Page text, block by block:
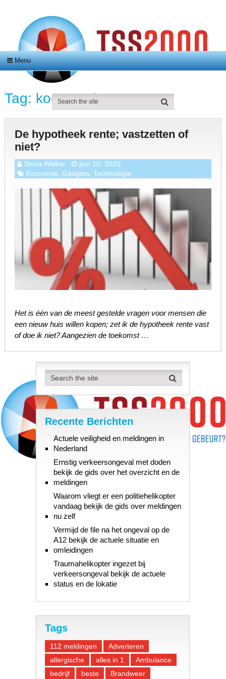
Menu
Tag: koopwoning
De hypotheek rente; vastzetten of
niet?
Sonia Walker
juni 10, 2020
Economie, Gadgets, Technologie
Het is één van de meest gestelde vragen voor mensen die
een nieuw huis willen kopen; zet ik de hypotheek rente vast
of doe ik niet? Aangezien de toekomst …
Recente Berichten
Actuele veiligheid en meldingen in
Nederland
Ernstig verkeersongeval met doden
bekijk de gids over het overzicht en de
meldingen
Waarom vliegt er een politiehelikopter
vandaag bekijk de gids over meldingen
nu zelf
Vermijd de file na het ongeval op de
A12 bekijk de actuele situatie en
omleidingen
Traumahelikopter ingezet bij
verkeersongeval bekijk de actuele
status en de lokatie
Tags
112 meldingen
Adverteren
allergische
alles in 1
Ambulance
bedrijf
beste Brandweer